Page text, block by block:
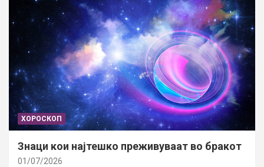
ХОРОСКОП
Знаци кои најтешко преживуваат во бракот
01/07/2026